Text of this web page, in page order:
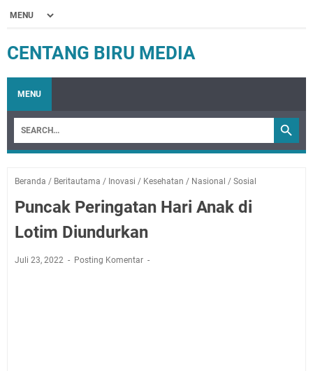
CENTANG BIRU MEDIA
MENU
Beranda / Beritautama / Inovasi / Kesehatan / Nasional / Sosial
Puncak Peringatan Hari Anak di
Lotim Diundurkan
Juli 23, 2022 Posting Komentar